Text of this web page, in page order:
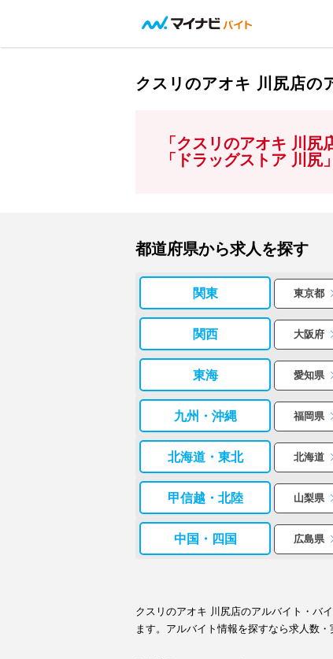
クスリのアオキ 川尻店の
「クスリのアオキ 川尻
「ドラッグストア 川尻
都道府県から求人を探す
関東 東京都
関西 大阪府
東海 愛知県
九州・沖縄 福岡県
北海道・東北 北海道
甲信越・北陸 山梨県
中国・四国 広島県
クスリのアオキ 川尻店のアルバイト・バ
ます。アルバイト情報を探すなら求人数